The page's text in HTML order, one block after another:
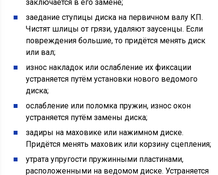
заключается в его замене;
заедание ступицы диска на первичном валу КП.
Чистят шлицы от грязи, удаляют заусенцы. Если
повреждения большие, то придётся менять диск
или вал;
износ накладок или ослабление их фиксации
устраняется путём установки нового ведомого
диска;
ослабление или поломка пружин, износ окон
устраняется путём замены диска;
задиры на маховике или нажимном диске.
Придётся менять маховик или корзину сцепления;
утрата упругости пружинными пластинами,
расположенными на ведомом диске. Устраняется